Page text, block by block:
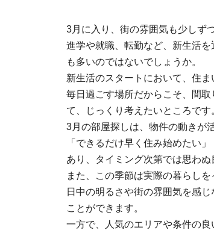
3月に入り、街の雰囲気も少しず
進学や就職、転勤など、新生活
も多いのではないでしょうか。
新生活のスタートにおいて、住ま
毎日過ごす場所だからこそ、間
て、じっくり考えたいところです
3月の部屋探しは、物件の動きが
「できるだけ早く住み始めたい
あり、タイミング次第では思わぬ
また、この季節は実際の暮らし
日中の明るさや街の雰囲気を感
ことができます。
一方で、人気のエリアや条件の